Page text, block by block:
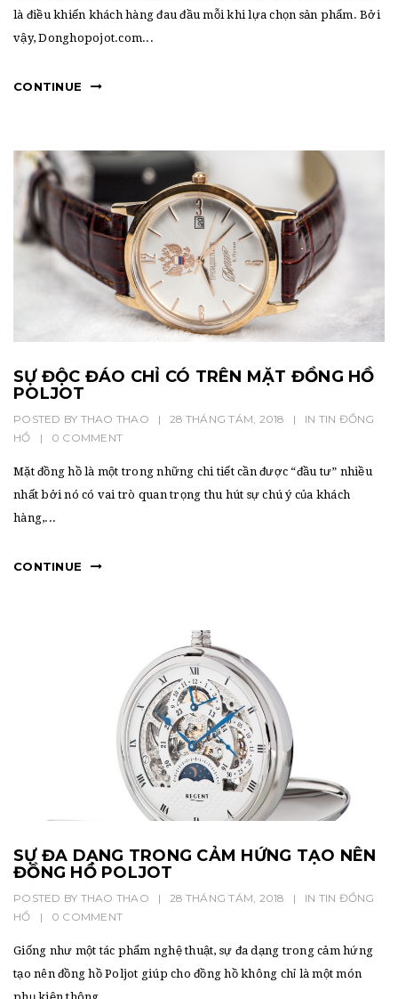
là điều khiến khách hàng đau đầu mỗi khi lựa chọn sản phẩm. Bởi
vậy, Donghopojot.com...
CONTINUE
SỰ ĐỘC ĐÁO CHỈ CÓ TRÊN MẶT ĐỒNG HỒ
POLJOT
POSTED BY THAO THAO | 28 THÁNG TÁM, 2018 | IN TIN ĐỒNG
HỒ
| 0 COMMENT
Mặt đồng hồ là một trong những chi tiết cần được “đầu tư” nhiều
nhất bởi nó có vai trò quan trọng thu hút sự chú ý của khách
hàng,...
CONTINUE
SỰ ĐA DẠNG TRONG CẢM HỨNG TẠO NÊN
ĐỒNG HỒ POLJOT
POSTED BY THAO THAO | 28 THÁNG TÁM, 2018 | IN TIN ĐỒNG
HỒ
| 0 COMMENT
Giống như một tác phẩm nghệ thuật, sự đa dạng trong cảm hứng
tạo nên đồng hồ Poljot giúp cho đồng hồ không chỉ là một món